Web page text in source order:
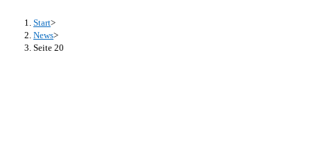
Start>
News>
Seite 20